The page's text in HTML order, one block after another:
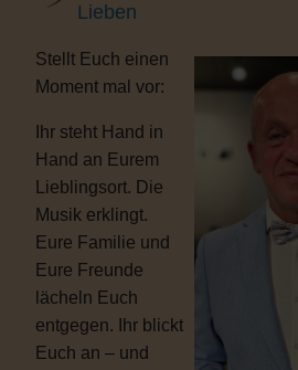
Lieben
Stellt Euch einen
Moment mal vor:
Ihr steht Hand in
Hand an Eurem
Lieblingsort. Die
Musik erklingt.
Eure Familie und
Eure Freunde
lächeln Euch
entgegen. Ihr blickt
Euch an – und